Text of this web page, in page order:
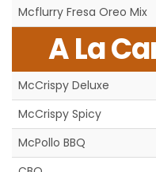
Mcflurry Fresa Oreo Mix
A La
McCrispy Deluxe
McCrispy Spicy
McPollo BBQ